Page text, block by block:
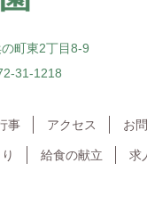
町東2丁目8-9
31-1218
事 アクセス お
給食の献立 求